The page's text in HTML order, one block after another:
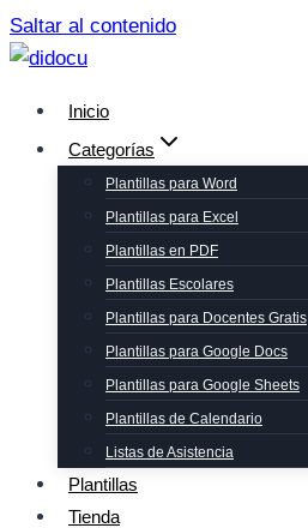
Saltar al contenido
Inicio
Categorías
Plantillas para Word
Plantillas para Excel
Plantillas en PDF
Plantillas Escolares
Plantillas para Docentes Gratis
Plantillas para Google Docs
Plantillas para Google Sheets
Plantillas de Calendario
Listas de Asistencia
Plantillas
Tienda